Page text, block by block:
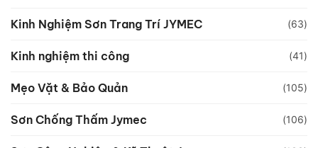
Kinh Nghiệm Sơn Trang Trí JYMEC (63)
Kinh nghiệm thi công (41)
Mẹo Vặt & Bảo Quản (105)
Sơn Chống Thấm Jymec (106)